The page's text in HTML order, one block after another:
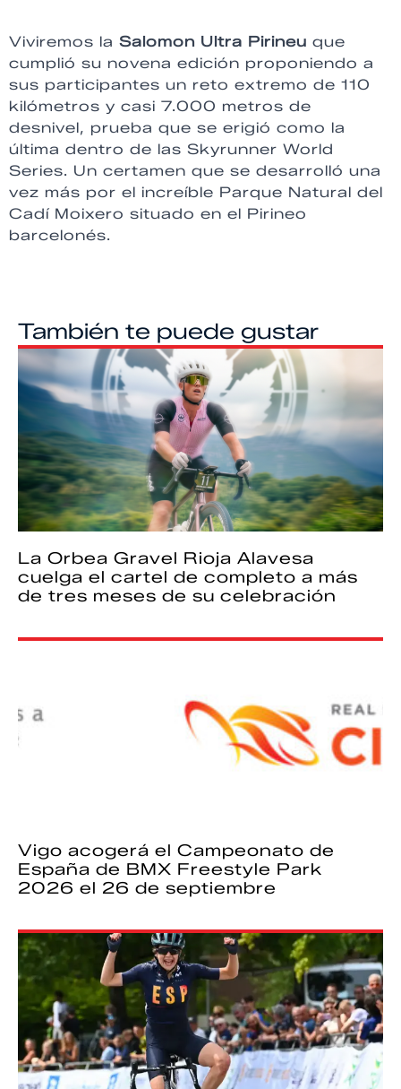
Viviremos la Salomon Ultra Pirineu que
cumplió su novena edición proponiendo a
sus participantes un reto extremo de 110
kilómetros y casi 7.000 metros de
desnivel, prueba que se erigió como la
última dentro de las Skyrunner World
Series. Un certamen que se desarrolló una
vez más por el increíble Parque Natural del
Cadí Moixero situado en el Pirineo
barcelonés.
También te puede gustar
La Orbea Gravel Rioja Alavesa
cuelga el cartel de completo a más
de tres meses de su celebración
Vigo acogerá el Campeonato de
España de BMX Freestyle Park
2026 el 26 de septiembre